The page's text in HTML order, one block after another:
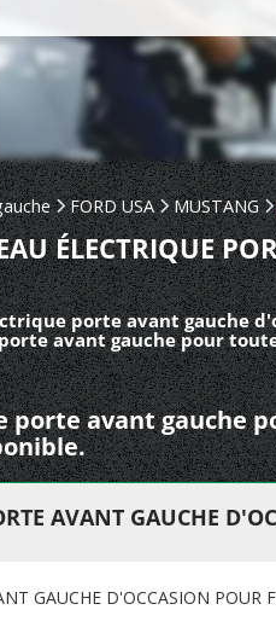
FORD USA MUSTANG
ÉLECTRIQUE
porte avant gauche
avant gauche pour
porte avant gauche
AVANT GAUCHE
GAUCHE D'OCCASION POUR